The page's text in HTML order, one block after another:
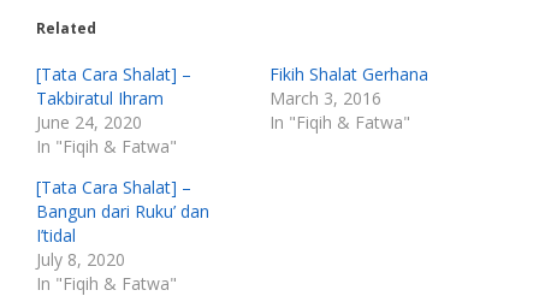
Related
[Tata Cara Shalat] –
Takbiratul Ihram
June 24, 2020
In "Fiqih & Fatwa"
Fikih Shalat Gerhana
March 3, 2016
In "Fiqih & Fatwa"
[Tata Cara Shalat] –
Bangun dari Ruku’ dan
I’tidal
July 8, 2020
In "Fiqih & Fatwa"